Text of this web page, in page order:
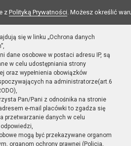
z Polityką Prywatności. Możesz określić
się w linku „Ochrona danych
dane osobowe w postaci adresu IP, są
w celu udostępniania strony
oraz wypełnienia obowiązków
na administratorze(art.6
Pan/Pani z odnośnika na stronie
e-mail placówki to zgadza się
przetwarzanie danych w celu
mogą być przekazywane organom
organom ochrony prawnej (Policja,